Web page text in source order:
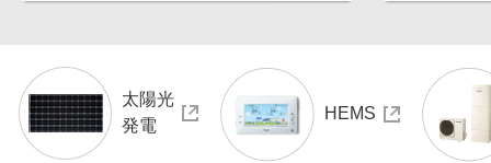
太陽光
発電
HEMS